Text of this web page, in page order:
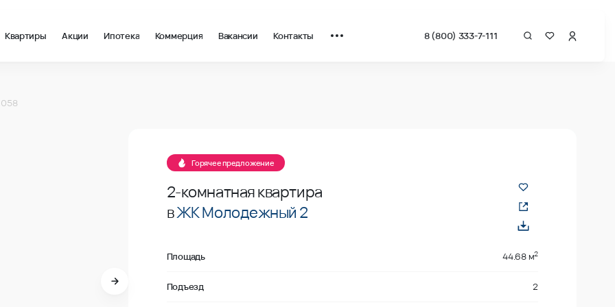
Квартиры Акции Ипотека Коммерция Вакансии Контакты 8 (800) 333-7-111
Горячее предложение
2-комнатная квартира
вЖК Молодежный 2
Площадь 44.68 м2
Подъезд 2